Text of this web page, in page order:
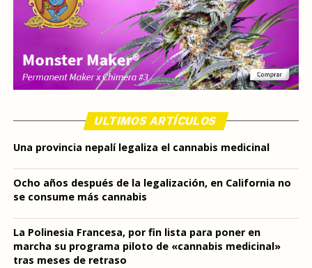
ULTIMOS ARTÍCULOS
Una provincia nepalí legaliza el cannabis medicinal
Ocho años después de la legalización, en California no
se consume más cannabis
La Polinesia Francesa, por fin lista para poner en
marcha su programa piloto de «cannabis medicinal»
tras meses de retraso